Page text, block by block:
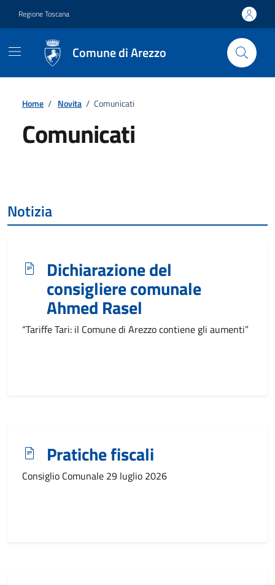
Regione Toscana
Comune di Arezzo
Home / Novita / Comunicati
Comunicati
Notizia
Dichiarazione del
consigliere comunale
Ahmed Rasel
“Tariffe Tari: il Comune di Arezzo contiene gli aumenti”
Pratiche fiscali
Consiglio Comunale 29 luglio 2026